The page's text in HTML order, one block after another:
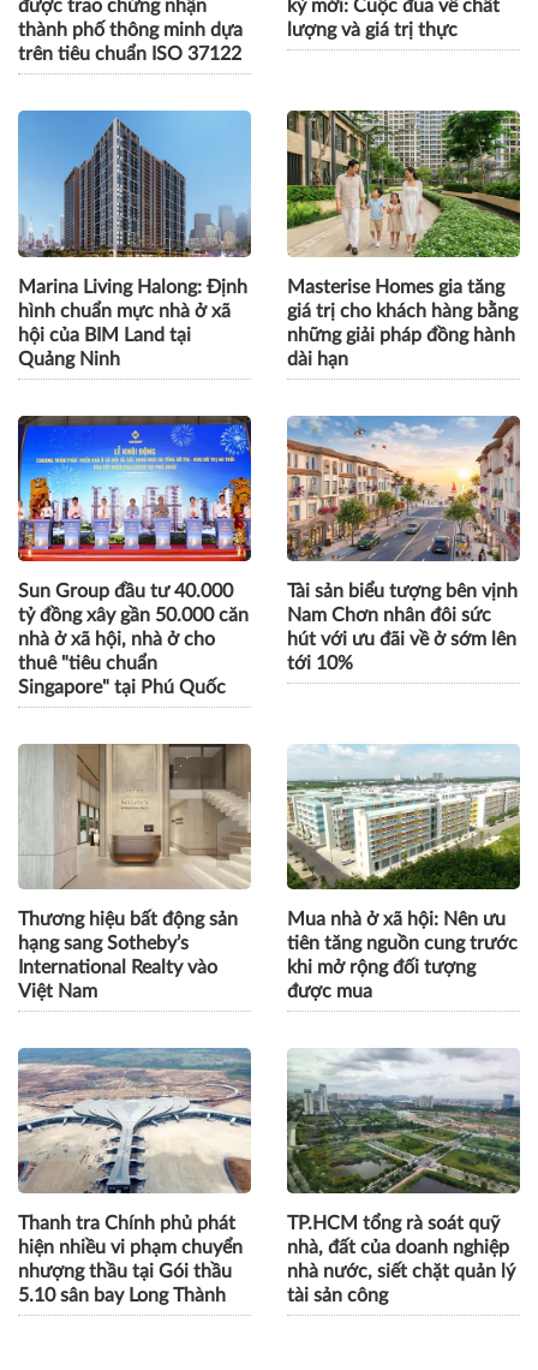
được trao chứng nhận
thành phố thông minh dựa
trên tiêu chuẩn ISO 37122
kỳ mới: Cuộc đua về chất
lượng và giá trị thực
Marina Living Halong: Định
hình chuẩn mực nhà ở xã
hội của BIM Land tại
Quảng Ninh
Masterise Homes gia tăng
giá trị cho khách hàng bằng
những giải pháp đồng hành
dài hạn
Sun Group đầu tư 40.000
tỷ đồng xây gần 50.000 căn
nhà ở xã hội, nhà ở cho
thuê "tiêu chuẩn
Singapore" tại Phú Quốc
Tài sản biểu tượng bên vịnh
Nam Chơn nhân đôi sức
hút với ưu đãi về ở sớm lên
tới 10%
Thương hiệu bất động sản
hạng sang Sotheby’s
International Realty vào
Việt Nam
Mua nhà ở xã hội: Nên ưu
tiên tăng nguồn cung trước
khi mở rộng đối tượng
được mua
Thanh tra Chính phủ phát
hiện nhiều vi phạm chuyển
nhượng thầu tại Gói thầu
5.10 sân bay Long Thành
TP.HCM tổng rà soát quỹ
nhà, đất của doanh nghiệp
nhà nước, siết chặt quản lý
tài sản công